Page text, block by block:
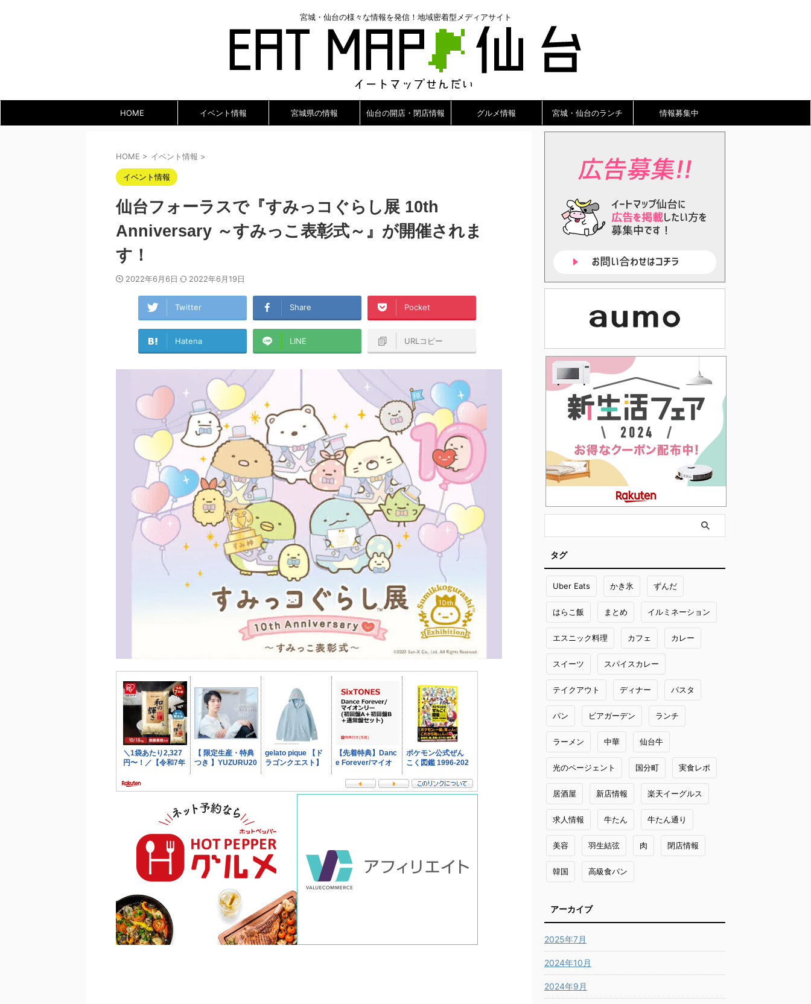
宮城・仙台の様々な情報を発信！地域密着型メディアサイト
HOME イベント情報 宮城県の情報 仙台の開店・閉店情報 グルメ情報 宮城・仙台のランチ 情報募集中
HOME > イベント情報 >
イベント情報
仙台フォーラスで『すみっコぐらし展 10th
Anniversary ～すみっこ表彰式～』が開催されま
す！
2022年6月6日 2022年6月19日
Twitter Share Pocket
Hatena LINE URLコピー
タグ
Uber Eats かき氷 ずんだ
はらこ飯 まとめ イルミネーション
エスニック料理 カフェ カレー
スイーツ スパイスカレー
テイクアウト ディナー パスタ
パン ビアガーデン ランチ
ラーメン 中華 仙台牛
光のページェント 国分町 実食レポ
居酒屋 新店情報 楽天イーグルス
求人情報 牛たん 牛たん通り
美容 羽生結弦 肉 閉店情報
韓国 高級食パン
アーカイブ
2025年7月
2024年10月
2024年9月